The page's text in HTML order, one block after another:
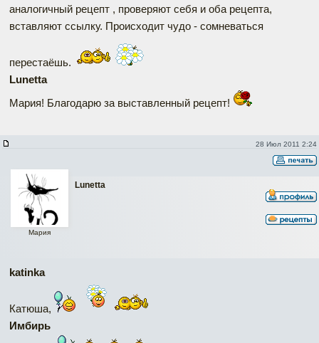
аналогичный рецепт , проверяют себя и оба рецепта,
вставляют ссылку. Происходит чудо - сомневаться
перестаёшь.
Lunetta
Мария! Благодарю за выставленный рецепт!
28 Июл 2011 2:24
Lunetta
Мария
katinka
Катюша,
Имбирь